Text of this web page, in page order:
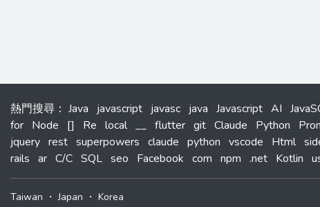
熱門搜尋 ： Java javascript javasc java Javascript AI
for Node [] Re local __ flutter git Claude Python
jquery rest superpowers claude python vscode Html
rails ar C/C SQL seo Facebook com npm .net Kotlin
Taiwan ・Japan ・ Korea